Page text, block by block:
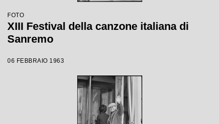
FOTO
XIII Festival della canzone italiana di
Sanremo
06 FEBBRAIO 1963